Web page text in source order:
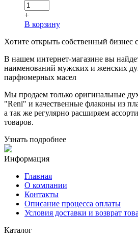
+
В корзину
Хотите открыть собственный бизнес с
В нашем интернет-магазине вы
наименований мужских и женских
парфюмерных масел
Мы продаем только оригинальные
"Reni" и качественные флаконы из
а так же регулярно расширяем
товаров.
Узнать подробнее
Информация
Главная
О компании
Контакты
Описание процесса оплаты
Условия доставки и возврат
Каталог